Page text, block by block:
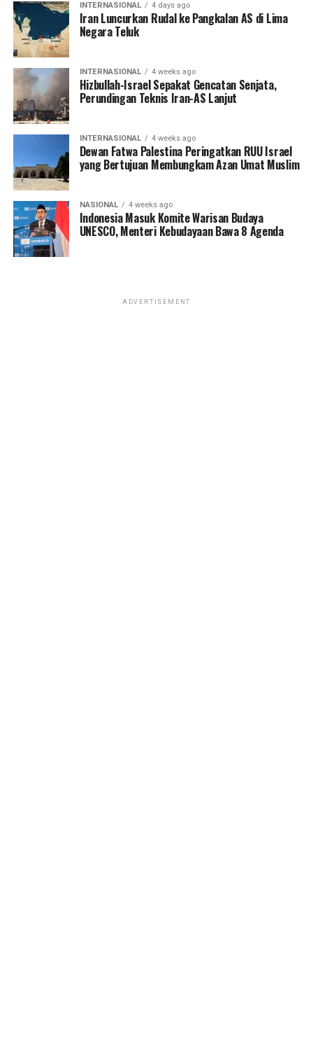
INTERNASIONAL 4 days ago
Iran Luncurkan Rudal ke Pangkalan AS di Lima
Negara Teluk
INTERNASIONAL 4 weeks ago
Hizbullah-Israel Sepakat Gencatan Senjata,
Perundingan Teknis Iran-AS Lanjut
INTERNASIONAL 4 weeks ago
Dewan Fatwa Palestina Peringatkan RUU Israel
yang Bertujuan Membungkam Azan Umat Muslim
NASIONAL 4 weeks ago
Indonesia Masuk Komite Warisan Budaya
UNESCO, Menteri Kebudayaan Bawa 8 Agenda
ADVERTISEMENT